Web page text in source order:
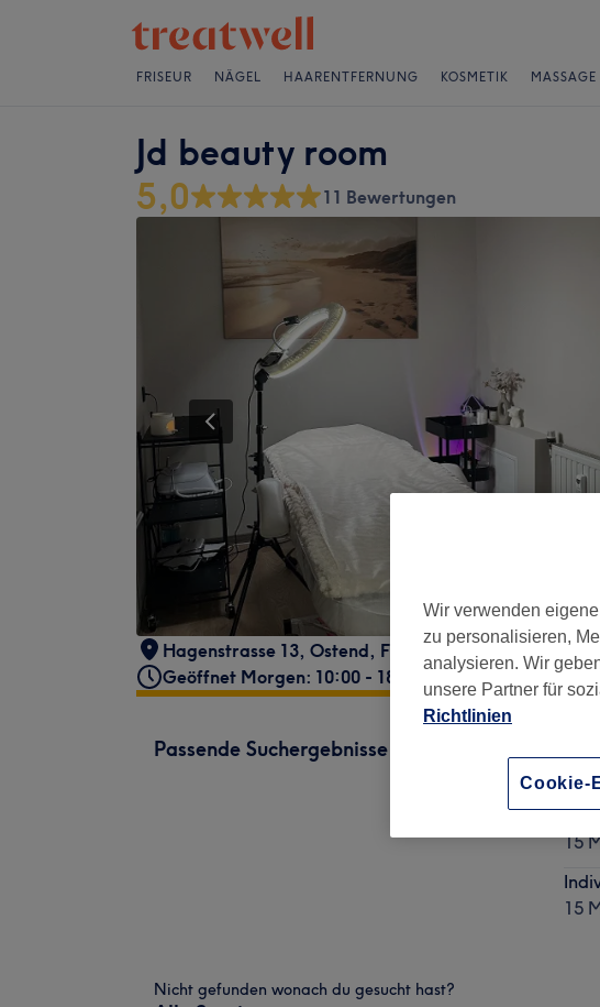
FRISEUR NÄGEL HAARENTFERNUNG KOSMETIK MASSAGE
Jd beauty room
5,0 11 Bewertungen
Hagenstrasse 13, Ostend, Frankfurt am Main, 60314
Geöffnet Morgen: 10:00 - 18:00
Passende Suchergebnisse
35
15
15
Nicht gefunden wonach du gesucht hast?
Wir verwenden
zu personalisieren,
analysieren. Wir
unsere Partner für
Richtlinien
Cookie-